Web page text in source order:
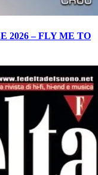
2026 – FLY ME TO